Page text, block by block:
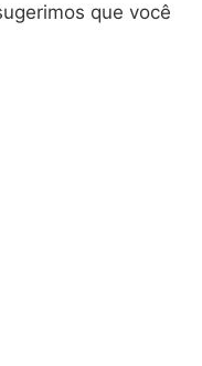
que você